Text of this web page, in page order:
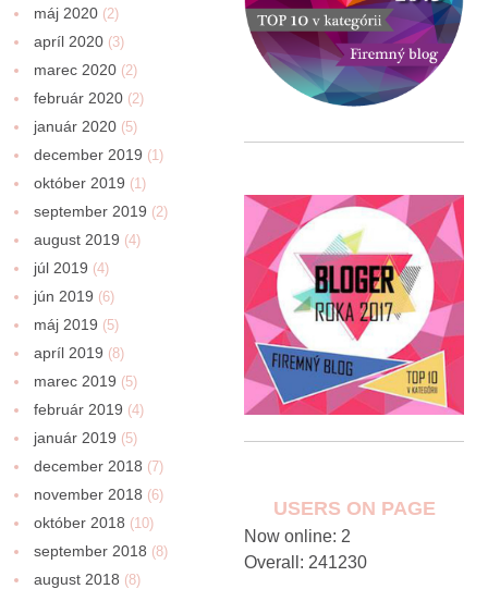
máj 2020 (2)
apríl 2020 (3)
marec 2020 (2)
február 2020 (2)
január 2020 (5)
december 2019 (1)
október 2019 (1)
september 2019 (2)
august 2019 (4)
júl 2019 (4)
jún 2019 (6)
máj 2019 (5)
apríl 2019 (8)
marec 2019 (5)
február 2019 (4)
január 2019 (5)
december 2018 (7)
november 2018 (6)
október 2018 (10)
september 2018 (8)
august 2018 (8)
USERS ON PAGE
Now online: 2
Overall: 241230